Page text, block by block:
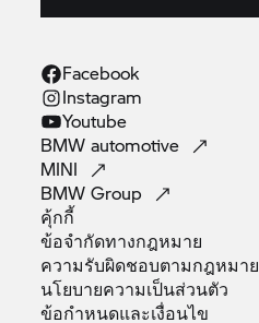
Facebook
Instagram
Youtube
BMWautomotive
MINI
BMWGroup
คุ้กกี้
ข้อจำกัดทางกฎหมาย
ความรับผิดชอบตามกฎหมาย
นโยบายความเป็นส่วนตัว
ข้อกำหนดและเงื่อนไข